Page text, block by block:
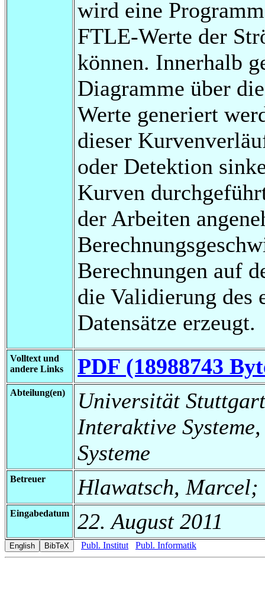
wird eine
FTLE-Werte der
können. Innerhalb
Diagramme über
Werte generiert
dieser
oder Detektion
Kurven
der Arbeiten
Berechnungen auf
die Validierung des
Datensätze erzeugt.
Volltext und
andere Links
PDF (18988743
Abteilung(en)
Universität
Interaktive
Systeme
Betreuer Hlawatsch,
Eingabedatum 22. August 2011
Publ. Institut Publ. Informatik